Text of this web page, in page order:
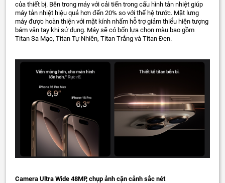
của thiết bị. Bên trong máy với cải tiến trong cấu hình tản nhiệt giúp
máy tản nhiệt hiệu quả hơn đến 20% so với thế hệ trước. Mặt lưng
máy được hoàn thiện với mặt kính nhấm hỗ trợ giảm thiểu hiện tượng
bám vân tay khi sử dụng. Máy sẽ có bốn lựa chọn màu bao gồm
Titan Sa Mạc, Titan Tự Nhiên, Titan Trắng và Titan Đen.
Camera Ultra Wide 48MP, chụp ảnh cận cảnh sắc nét